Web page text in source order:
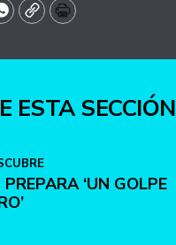
WhatsApp
CopyPrint
ESTA SECCIÓN
‘UN GOLPE